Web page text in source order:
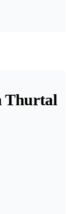
Thurtal